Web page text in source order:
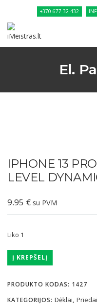
+370 677 32 432
El.
IPHONE 13
LEVEL
9.95 € su PVM
Liko 1
produkto
kiekis:
Pro
Į KREPŠELĮ
PRODUKTO KODAS: 1427
KATEGORIJOS: Dėklai, Priedai